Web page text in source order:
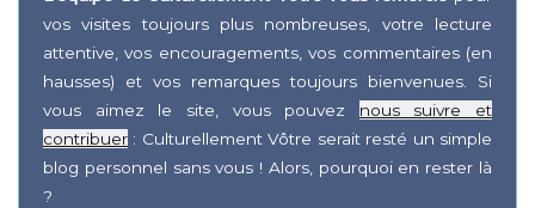
vos visites toujours plus nombreuses, votre lecture
attentive, vos encouragements, vos commentaires (en
hausses) et vos remarques toujours bienvenues. Si
vous aimez le site, vous pouvez nous suivre et
contribuer : Culturellement Vôtre serait resté un simple
blog personnel sans vous ! Alors, pourquoi en rester là
?